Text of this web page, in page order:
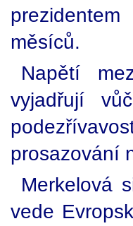
měsíců.
Napětí
vyjadřují
prosazování
Merkelová
vede